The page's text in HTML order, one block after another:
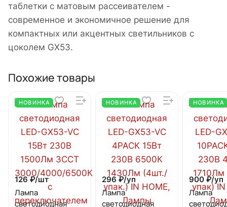
таблетки с матовым рассеивателем -
современное и экономичное решение для
компактных или акцентных светильников с
цоколем GX53.
Похожие товары
НОВИНКА
126 ₽/шт
Лампа
светодиодная
НОВИНКА
296 ₽/уп
Лампа
светодиодная
НОВИНКА
900 ₽/уп
Лампа